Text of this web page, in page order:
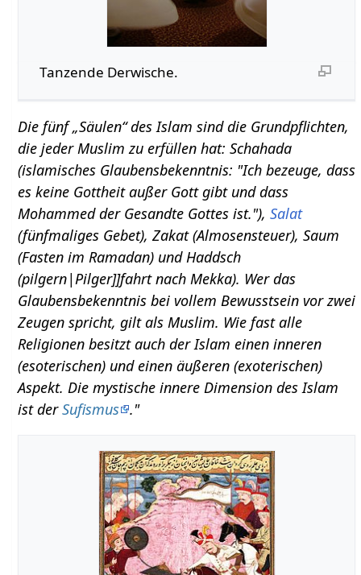
Tanzende Derwische.
Die fünf „Säulen“ des Islam sind die Grundpflichten,
die jeder Muslim zu erfüllen hat: Schahada
(islamisches Glaubensbekenntnis: "Ich bezeuge, dass
es keine Gottheit außer Gott gibt und dass
Mohammed der Gesandte Gottes ist."),Salat
(fünfmaliges Gebet), Zakat (Almosensteuer), Saum
(Fasten im Ramadan) und Haddsch
(pilgern|Pilger]]fahrt nach Mekka). Wer das
Glaubensbekenntnis bei vollem Bewusstsein vor zwei
Zeugen spricht, gilt als Muslim. Wie fast alle
Religionen besitzt auch der Islam einen inneren
(esoterischen) und einen äußeren (exoterischen)
Aspekt. Die mystische innere Dimension des Islam
ist derSufismus ."